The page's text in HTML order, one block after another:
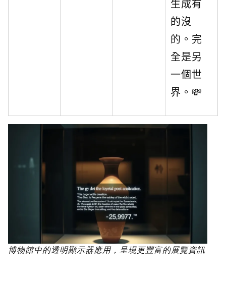
生成有
的沒
的。完
全是另
一個世
界。💸
博物館中的透明顯示器應用，呈現更豐富的展覽資訊